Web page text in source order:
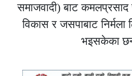
समाजवादी) बाट कमलप्रसाद
विकास र जसपाबाट निर्मला
भइसकेका